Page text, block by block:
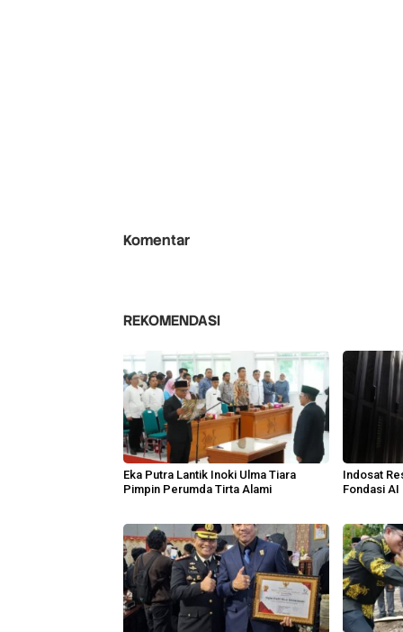
Komentar
REKOMENDASI
Eka Putra Lantik Inoki Ulma Tiara
Pimpin Perumda Tirta Alami
Indosat
Fondasi AI